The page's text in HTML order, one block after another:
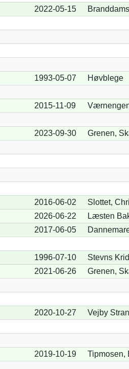
2022-05-15
1993-05-07
Høvblege
2015-11-09
2023-09-30
Grenen,
2016-06-02
Slottet,
2026-06-22
Læsten
2017-06-05
1996-07-10
Stevns
2021-06-26
Grenen,
2020-10-27
Vejby
2019-10-19
Tipmosen,